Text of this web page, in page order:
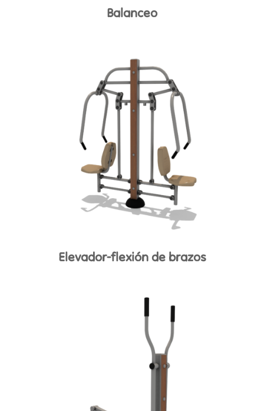
Balanceo
Elevador-flexión de brazos